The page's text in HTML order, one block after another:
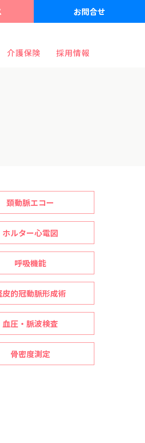
お問合せ
介護保険 採用情報
頚動脈エコー
ホルター心電図
呼吸機能
皮的冠動脈形成術
血圧・脈波検査
骨密度測定